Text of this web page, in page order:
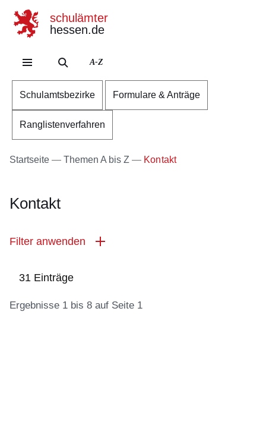
schulämter
hessen.de
A-Z
Schulamtsbezirke Formulare & Anträge
Ranglistenverfahren
Startseite Themen A bis Z Kontakt
Kontakt
Filter anwenden
31 Einträge
Ergebnisse 1 bis 8 auf Seite 1